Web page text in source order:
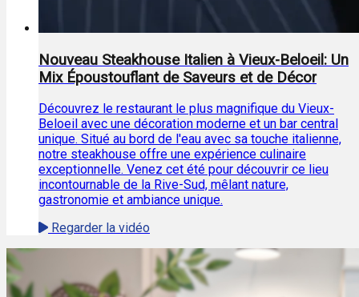
Nouveau Steakhouse Italien à Vieux-Beloeil: Un
Mix Époustouflant de Saveurs et de Décor
Découvrez le restaurant le plus magnifique du Vieux-
Beloeil avec une décoration moderne et un bar central
unique. Situé au bord de l'eau avec sa touche italienne,
notre steakhouse offre une expérience culinaire
exceptionnelle. Venez cet été pour découvrir ce lieu
incontournable de la Rive-Sud, mêlant nature,
gastronomie et ambiance unique.
Regarder la vidéo